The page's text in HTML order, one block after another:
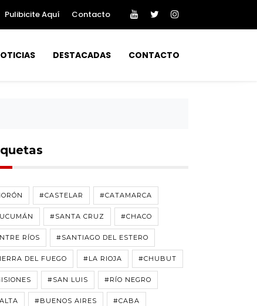
Pulibicite Aquí Contacto
DESTACADAS CONTACTO
#CASTELAR #CATAMARCA
#SANTA CRUZ #CHACO
RÍOS #SANTIAGO DEL ESTERO
DEL FUEGO #LA RIOJA #CHUBUT
#SAN LUIS #RÍO NEGRO
#BUENOS AIRES #CABA